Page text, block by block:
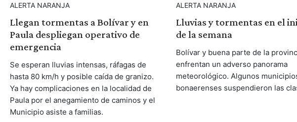
ALERTA NARANJA
Llegan tormentas a Bolívar y en
Paula despliegan operativo de
emergencia
Se esperan lluvias intensas, ráfagas de
hasta 80 km/h y posible caída de granizo.
Ya hay complicaciones en la localidad de
Paula por el anegamiento de caminos y el
Municipio asiste a familias.
ALERTA NARANJA
Lluvias y tormentas en el
de la semana
Bolívar y buena parte de la
enfrentan un adverso panorama
meteorológico. Algunos
bonaerenses suspendieron las